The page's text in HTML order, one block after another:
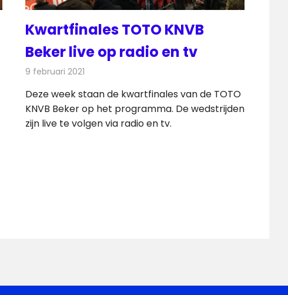
Kwartfinales TOTO KNVB
Beker live op radio en tv
9 februari 2021
Deze week staan de kwartfinales van de TOTO
KNVB Beker op het programma. De wedstrijden
zijn live te volgen via radio en tv.